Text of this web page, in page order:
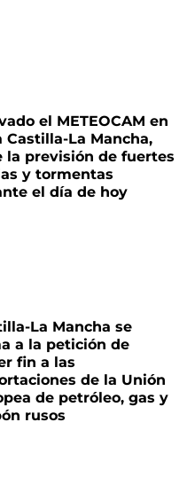
el METEOCAM en
Castilla-La Mancha,
la previsión de fuertes
y tormentas
el día de hoy
La Mancha se
a la petición de
fin a las
de la Unión
de petróleo, gas y
rusos